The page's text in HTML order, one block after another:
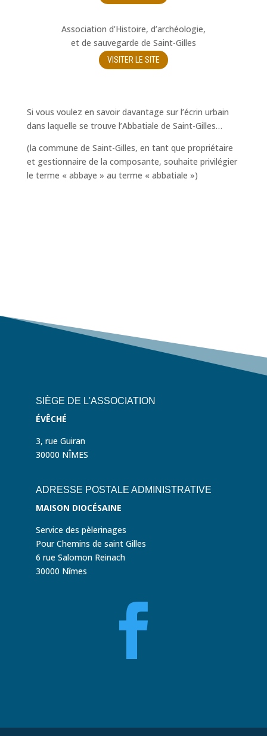
Association d’Histoire, d’archéologie,
et de sauvegarde de Saint-Gilles
VISITER LE SITE
Si vous voulez en savoir davantage sur l’écrin urbain
dans laquelle se trouve l’Abbatiale de Saint-Gilles…
(la commune de Saint-Gilles, en tant que propriétaire
et gestionnaire de la composante, souhaite privilégier
le terme « abbaye » au terme « abbatiale »)
SIÈGE DE L'ASSOCIATION
ÉVÊCHÉ
3, rue Guiran
30000 NÎMES
ADRESSE POSTALE ADMINISTRATIVE
MAISON DIOCÉSAINE
Service des pèlerinages
Pour Chemins de saint Gilles
6 rue Salomon Reinach
30000 Nîmes
